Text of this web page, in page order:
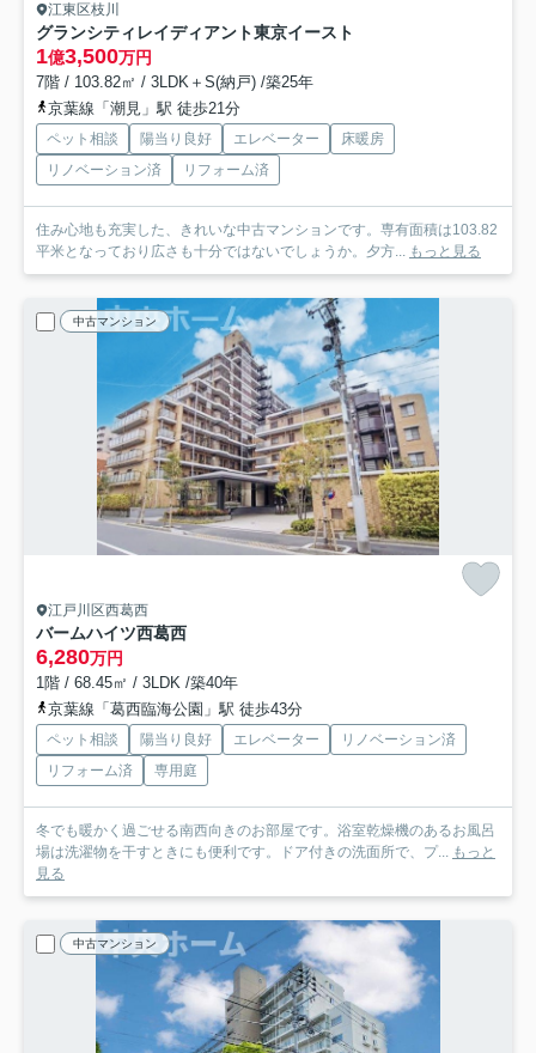
江東区枝川
グランシティレイディアント東京イースト
1億3,500万円
7階 / 103.82㎡ / 3LDK＋S(納戸) /築25年
京葉線「潮見」駅 徒歩21分
ペット相談 陽当り良好 エレベーター
床暖房
リノベーション済
リフォーム済
住み心地も充実した、きれいな中古マンションです。専有面積は103.82
平米となっており広さも十分ではないでしょうか。夕方... もっと見る
中古マンション
江戸川区西葛西
バームハイツ西葛西
6,280万円
1階 / 68.45㎡ / 3LDK /築40年
京葉線「葛西臨海公園」駅 徒歩43分
ペット相談 陽当り良好 エレベーター
リノベーション済
リフォーム済
専用庭
冬でも暖かく過ごせる南西向きのお部屋です。浴室乾燥機のあるお風呂
場は洗濯物を干すときにも便利です。ドア付きの洗面所で、プ... もっと
見る
中古マンション